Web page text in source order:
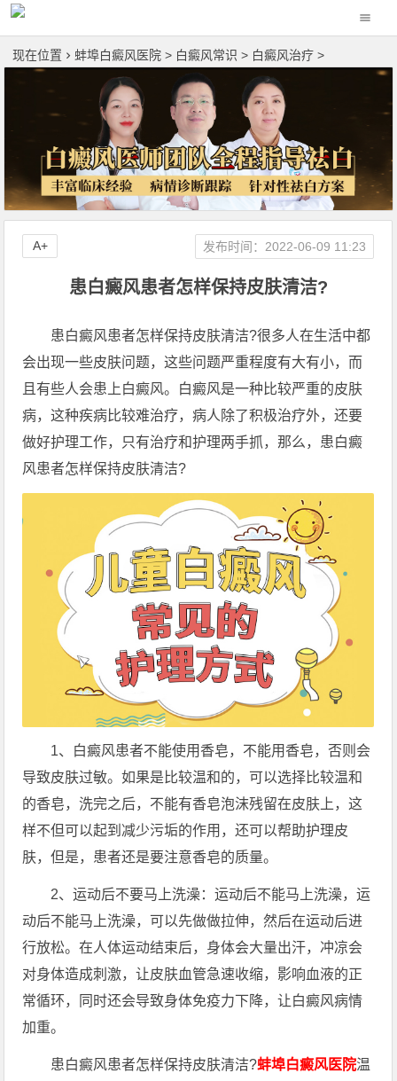
现在位置 蚌埠白癜风医院 > 白癜风常识 > 白癜风治疗 >
患白癜风患者怎样保持皮肤清洁?
发布时间：2022-06-09 11:23
A+
患白癜风患者怎样保持皮肤清洁?很多人在生活中都
会出现一些皮肤问题，这些问题严重程度有大有小，而
且有些人会患上白癜风。白癜风是一种比较严重的皮肤
病，这种疾病比较难治疗，病人除了积极治疗外，还要
做好护理工作，只有治疗和护理两手抓，那么，患白癜
风患者怎样保持皮肤清洁?
1、白癜风患者不能使用香皂，不能用香皂，否则会
导致皮肤过敏。如果是比较温和的，可以选择比较温和
的香皂，洗完之后，不能有香皂泡沫残留在皮肤上，这
样不但可以起到减少污垢的作用，还可以帮助护理皮
肤，但是，患者还是要注意香皂的质量。
2、运动后不要马上洗澡：运动后不能马上洗澡，运
动后不能马上洗澡，可以先做做拉伸，然后在运动后进
行放松。在人体运动结束后，身体会大量出汗，冲凉会
对身体造成刺激，让皮肤血管急速收缩，影响血液的正
常循环，同时还会导致身体免疫力下降，让白癜风病情
加重。
患白癜风患者怎样保持皮肤清洁?蚌埠白癜风医院温